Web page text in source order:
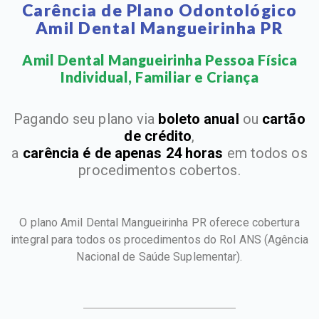
Carência de Plano Odontológico
Amil Dental Mangueirinha PR
Amil Dental Mangueirinha Pessoa Física
Individual, Familiar e Criança​
Pagando seu plano via boleto anual ou cartão
de crédito,
a carência é de apenas 24 horas em todos os
procedimentos cobertos.
O plano Amil Dental Mangueirinha PR oferece cobertura
integral para todos os procedimentos do Rol ANS (Agência
Nacional de Saúde Suplementar).